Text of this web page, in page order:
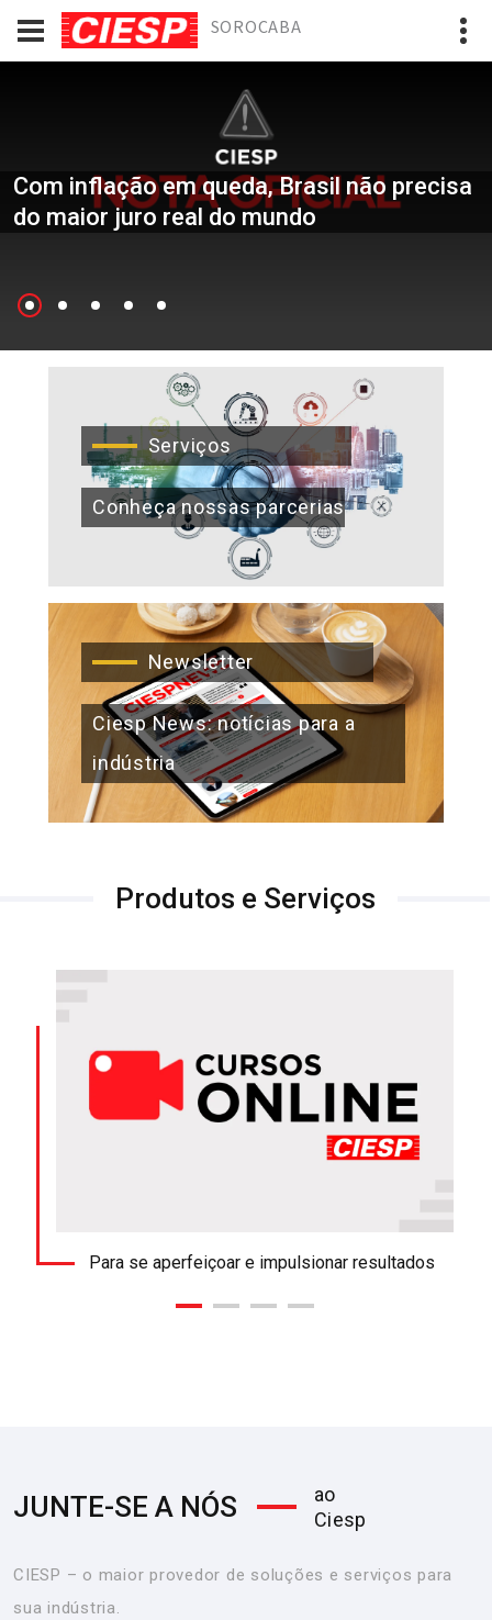
SOROCABA
Com inflação em queda, Brasil não precisa
do maior juro real do mundo
Serviços
Conheça nossas parcerias
Newsletter
Ciesp News: notícias para a
indústria
Produtos e Serviços
Para se aperfeiçoar e impulsionar resultados
JUNTE-SE A NÓS
ao
Ciesp
CIESP – o maior provedor de soluções e serviços para
sua indústria.